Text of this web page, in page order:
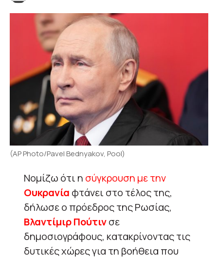
(AP Photo/Pavel Bednyakov, Pool)
Νομίζω ότι η σύγκρουση με την
Ουκρανία φτάνει στο τέλος της,
δήλωσε ο πρόεδρος της Ρωσίας,
Βλαντίμιρ Πούτινσε
δημοσιογράφους, κατακρίνοντας τις
δυτικές χώρες για τη βοήθεια που